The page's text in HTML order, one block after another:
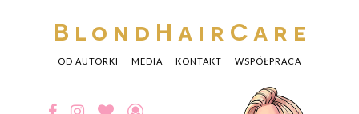
BlondHairCare
OD AUTORKI MEDIA KONTAKT WSPÓŁPRACA